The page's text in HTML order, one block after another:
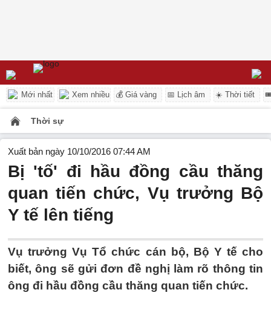
Mới nhất Xem nhiều 💰 Giá vàng 📅 Lịch âm ☀️ Thời tiết
Thời sự
Xuất bản ngày 10/10/2016 07:44 AM
Bị 'tố' đi hầu đồng cầu thăng
quan tiến chức, Vụ trưởng Bộ
Y tế lên tiếng
Vụ trưởng Vụ Tổ chức cán bộ, Bộ Y tế cho
biết, ông sẽ gửi đơn đề nghị làm rõ thông tin
ông đi hầu đồng cầu thăng quan tiến chức.